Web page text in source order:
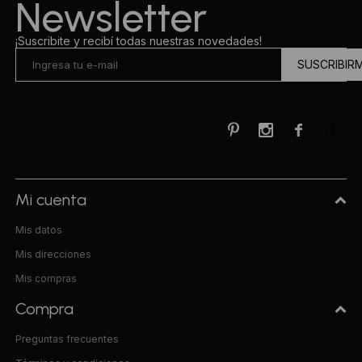
Newsletter
¡Suscribite y recibí todas nuestras novedades!

 
Mi cuenta
Mis datos
Mis direcciones
Mis compras
Compra
Preguntas frecuentes